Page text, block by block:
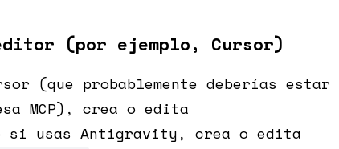
(por ejemplo, Cursor)
(que probablemente deberías estar
MCP), crea o edita
si usas Antigravity, crea o edita